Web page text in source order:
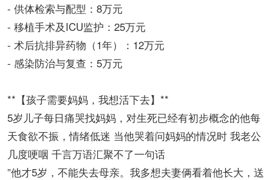
- 供体检索与配型：8万元
- 移植手术及ICU监护：25万元
- 术后抗排异药物（1年）：12万元
- 感染防治与复查：5万元
**【孩子需要妈妈，我想活下去】**
5岁儿子每日痛哭找妈妈，对生死已经有初步概念的他每
天食欲不振，情绪低迷 当他哭着问妈妈的情况时 我老公
几度哽咽 千言万语汇聚不了一句话
”他才5岁，不能失去母亲。我多想夫妻俩看着他长大，送